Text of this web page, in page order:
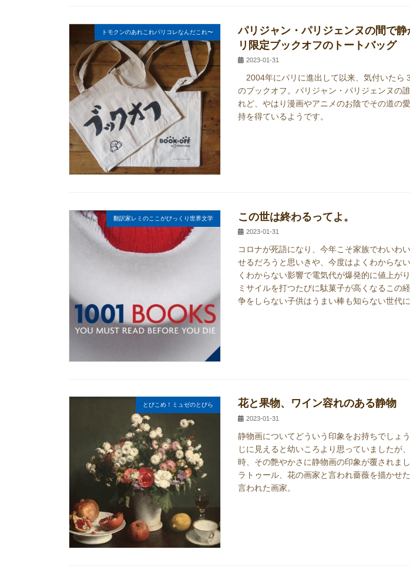
トモクンのあれこれパリコレなんだこれ〜
パリジャン・パリジェンヌの間で
リ限定ブックオフのトートバッグ
2023-01-31
2004年にパリに進出して以来、気付いたら
のブックオフ。パリジャン・パリジェンヌの
れど、やはり漫画やアニメのお陰でその道の
持を得ているようです。
翻訳家レミのここがびっくり世界文学 この世は終わるってよ。
2023-01-31
コロナが死語になり、今年こそ家族でわいわ
せるだろうと思いきや、今度はよくわからな
くわからない影響で電気代が爆発的に値上が
ミサイルを打つたびに駄菓子が高くなるこの
争をしらない子供はうまい棒も知らない世代
とびこめ！ミュゼのとびら 花と果物、ワイン容れのある静物
2023-01-31
静物画についてどういう印象をお持ちでしょ
じに見えると幼いころより思っていましたが
時、その艶やかさに静物画の印象が覆されま
ラトゥール、花の画家と言われ薔薇を描かせ
言われた画家。